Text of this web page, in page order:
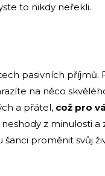
to nikdy neřekli.
pasivních
na něco
a přátel, což pro
z minulosti a
šanci proměnit svůj